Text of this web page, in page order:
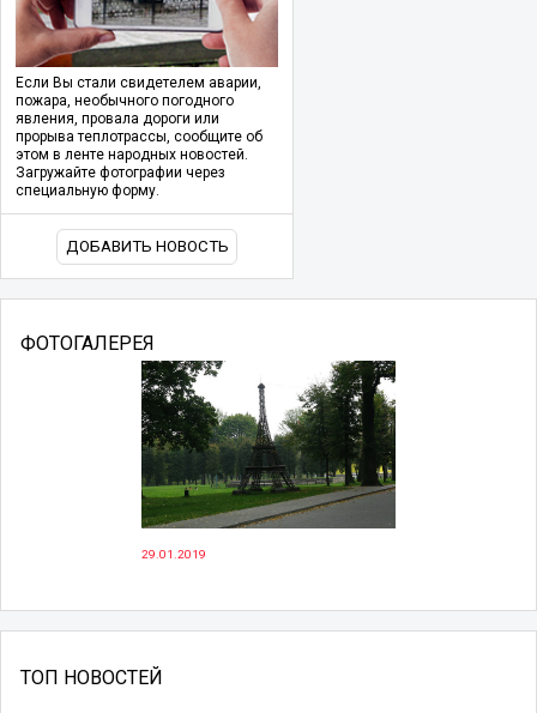
Если Вы стали свидетелем аварии,
пожара, необычного погодного
явления, провала дороги или
прорыва теплотрассы, сообщите об
этом в ленте народных новостей.
Загружайте фотографии через
специальную форму.
ДОБАВИТЬ НОВОСТЬ
ФОТОГАЛЕРЕЯ
29.01.2019
ТОП НОВОСТЕЙ